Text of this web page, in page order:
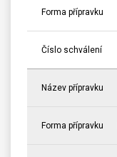
Forma přípravku
Číslo schválení
Název přípravku
Forma přípravku